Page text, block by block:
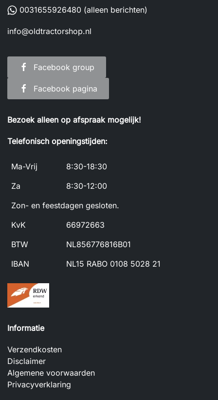
0031655926480 (alleen berichten)
info@oldtractorshop.nl
Facebook group
Facebook pagina
Bezoek alleen op afspraak mogelijk!
Telefonisch openingstijden:
Ma-Vrij
8:30-18:30
Za
8:30-12:00
Zon- en feestdagen gesloten.
KvK
66972663
BTW
NL856776816B01
IBAN
NL15 RABO 0108 5028 21
Informatie
Verzendkosten
Disclaimer
Algemene voorwaarden
Privacyverklaring